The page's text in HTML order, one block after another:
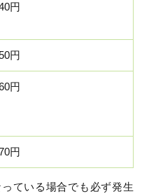
円
円
円
円
ている場合でも必ず発生